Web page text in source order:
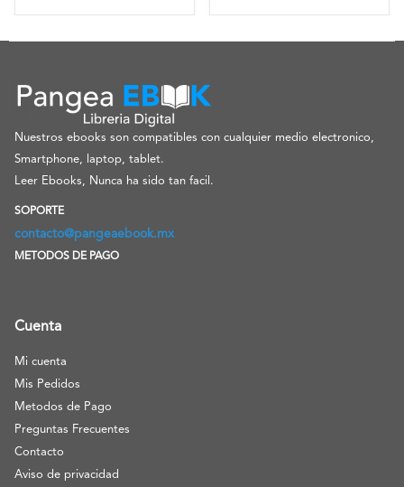
Nuestros ebooks son compatibles con cualquier medio electronico,
Smartphone, laptop, tablet.
Leer Ebooks, Nunca ha sido tan facil.
SOPORTE
contacto@pangeaebook.mx
METODOS DE PAGO
Cuenta
Mi cuenta
Mis Pedidos
Metodos de Pago
Preguntas Frecuentes
Contacto
Aviso de privacidad